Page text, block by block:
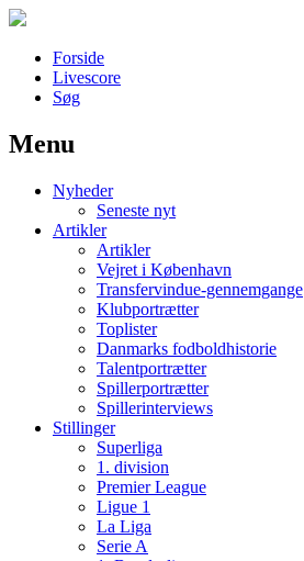
Forside
Livescore
Søg
Наши партнеры
лучшие займы
Menu
Nyheder
Seneste nyt
Artikler
Artikler
Vejret i København
Transfervindue-gennemgange
Klubportrætter
Toplister
Danmarks fodboldhistorie
Talentportrætter
Spillerportrætter
Spillerinterviews
Stillinger
Superliga
1. division
Premier League
Ligue 1
La Liga
Serie A